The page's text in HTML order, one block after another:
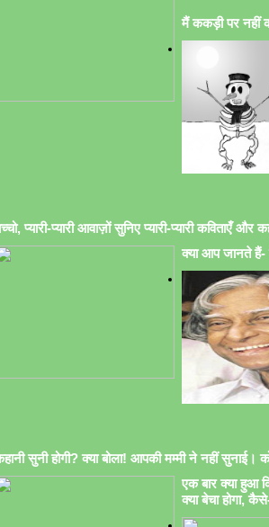
मैं ककड़ी पर नहीं
प्यारी-प्यारी आवाज़ों सुनिए प्यारी-प्यारी कविताएँ और
क्या आप जानते
सुनी होगी? क्या बोला! आपकी मम्मी ने नहीं सुनाई।
एक बार क्या हुआ
क्या बेचा होगा,